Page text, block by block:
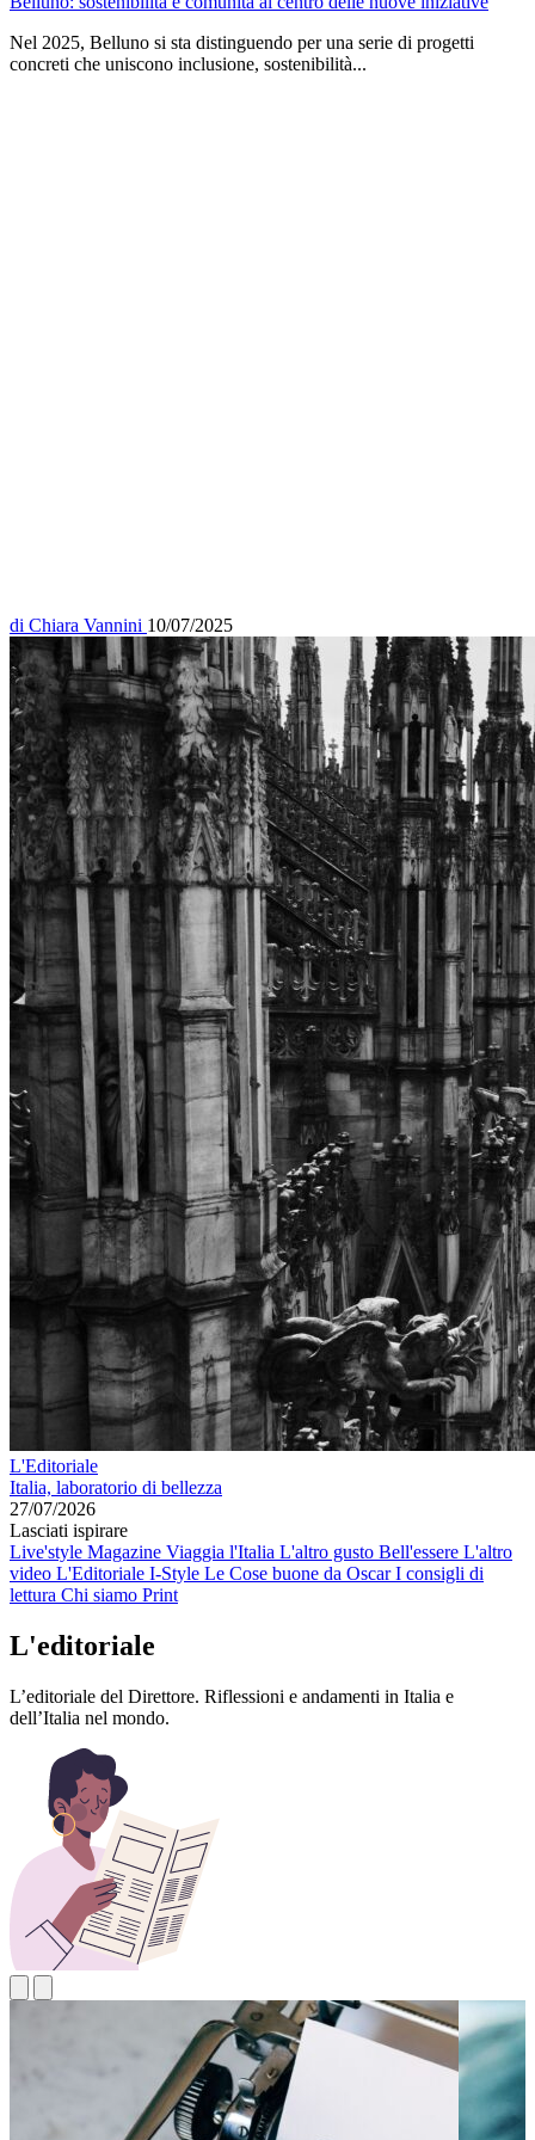
Nel 2025, Belluno si sta distinguendo per una serie di progetti
concreti che uniscono inclusione, sostenibilità...
di Chiara Vannini 10/07/2025
L'Editoriale
Italia, laboratorio di bellezza
27/07/2026
Lasciati ispirare
Live'style Magazine Viaggia l'Italia L'altro gusto Bell'essere L'altro
video L'Editoriale I-Style Le Cose buone da OscarI consigli di
lettura Chi siamo Print
L'editoriale
L’editoriale del Direttore. Riflessioni e andamenti in Italia e
dell’Italia nel mondo.